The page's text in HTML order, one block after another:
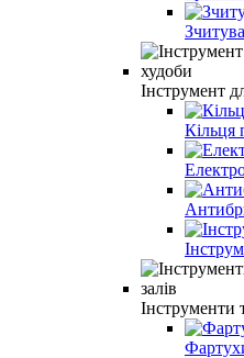
Інструмент
Кільця
Інструменти